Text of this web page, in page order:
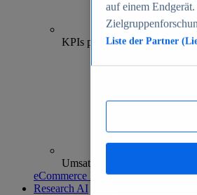
KPIs pro Shop
Umsatzanalysen und -
eCommerce Insights entdecken
Research AI
auf einem
Liste der Partner